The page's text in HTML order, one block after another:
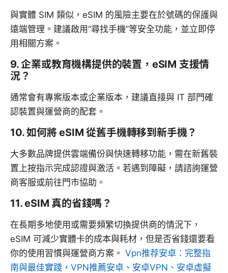
與實體 SIM 類似，eSIM 的風險主要在於號碼的保護與
遠端管理。建議啟用“尋找手機”等安全功能，並立即停
用相關方案。
9. 企業或教育機構提供的裝置，eSIM 支援情
況？
通常會有專案版本或企業版本，建議直接與 IT 部門確
認裝置與運營商的配套。
10. 如何將 eSIM 從舊手機轉移到新手機？
大多數品牌提供雲端備份與快速轉移功能，需在新舊裝
置上按指示完成認證與激活。若遇到障礙，請諮詢運營
商客服或前往門市協助。
11. eSIM 真的省錢嗎？
在長期多地使用或需要頻繁切換提供商的情況下，
eSIM 可減少實體卡的成本與耗材，但是否省錢還要看
你的使用習慣與運營商方案。 Vpn推荐安卓：完整指
南與最佳實踐，VPN推薦安卓、安卓VPN、安卓虛擬